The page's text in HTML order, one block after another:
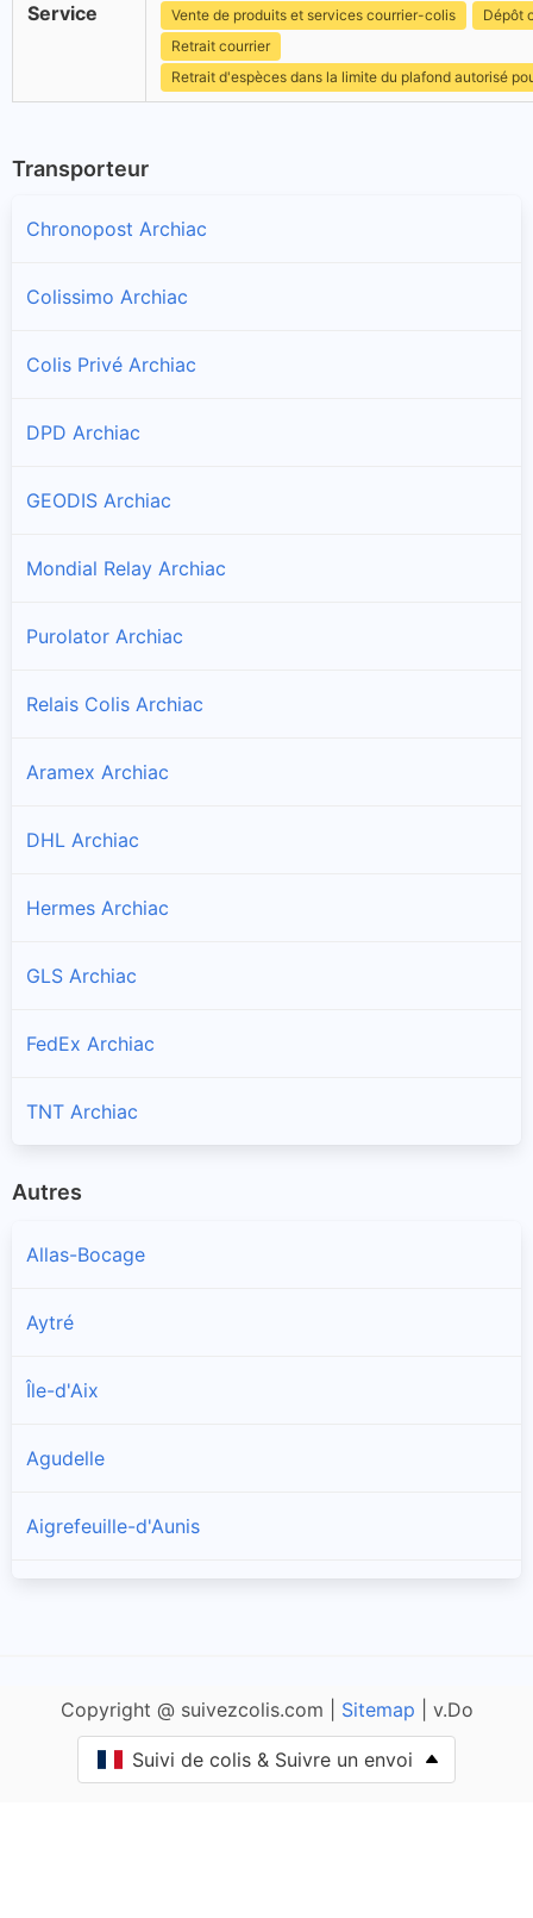
Service Vente de produits et services courrier-colis
Dépôt
Retrait courrier
Retrait d'espèces dans la limite du plafond autorisé
Transporteur
Chronopost Archiac
Colissimo Archiac
Colis Privé Archiac
DPD Archiac
GEODIS Archiac
Mondial Relay Archiac
Purolator Archiac
Relais Colis Archiac
Aramex Archiac
DHL Archiac
Hermes Archiac
GLS Archiac
FedEx Archiac
TNT Archiac
Autres
Allas-Bocage
Aytré
Île-d'Aix
Agudelle
Aigrefeuille-d'Aunis
Andilly
Copyright @ suivezcolis.com | Sitemap | v.Do
Suivi de colis & Suivre un envoi